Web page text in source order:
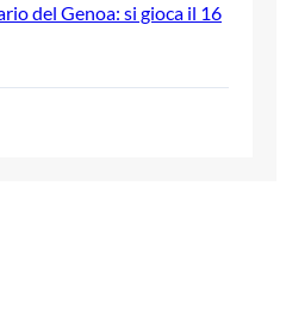
del Genoa: si gioca il 16